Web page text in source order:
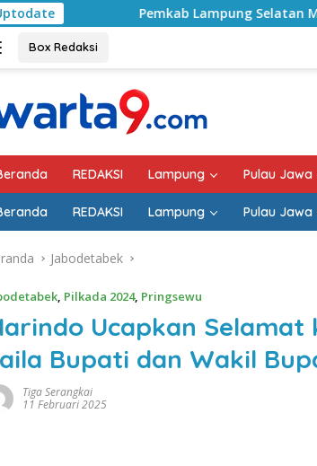
Pemkab Lampung Selatan Mulai Tangani Jalan
Box Redaksi
REDAKSI Lampung Pulau Jawa
REDAKSI Lampung Pulau Jawa
Jabodetabek
, Pilkada 2024, Pringsewu
Ucapkan
Bupati dan Wakil
Tiga Serangkai
11 Februari 2025